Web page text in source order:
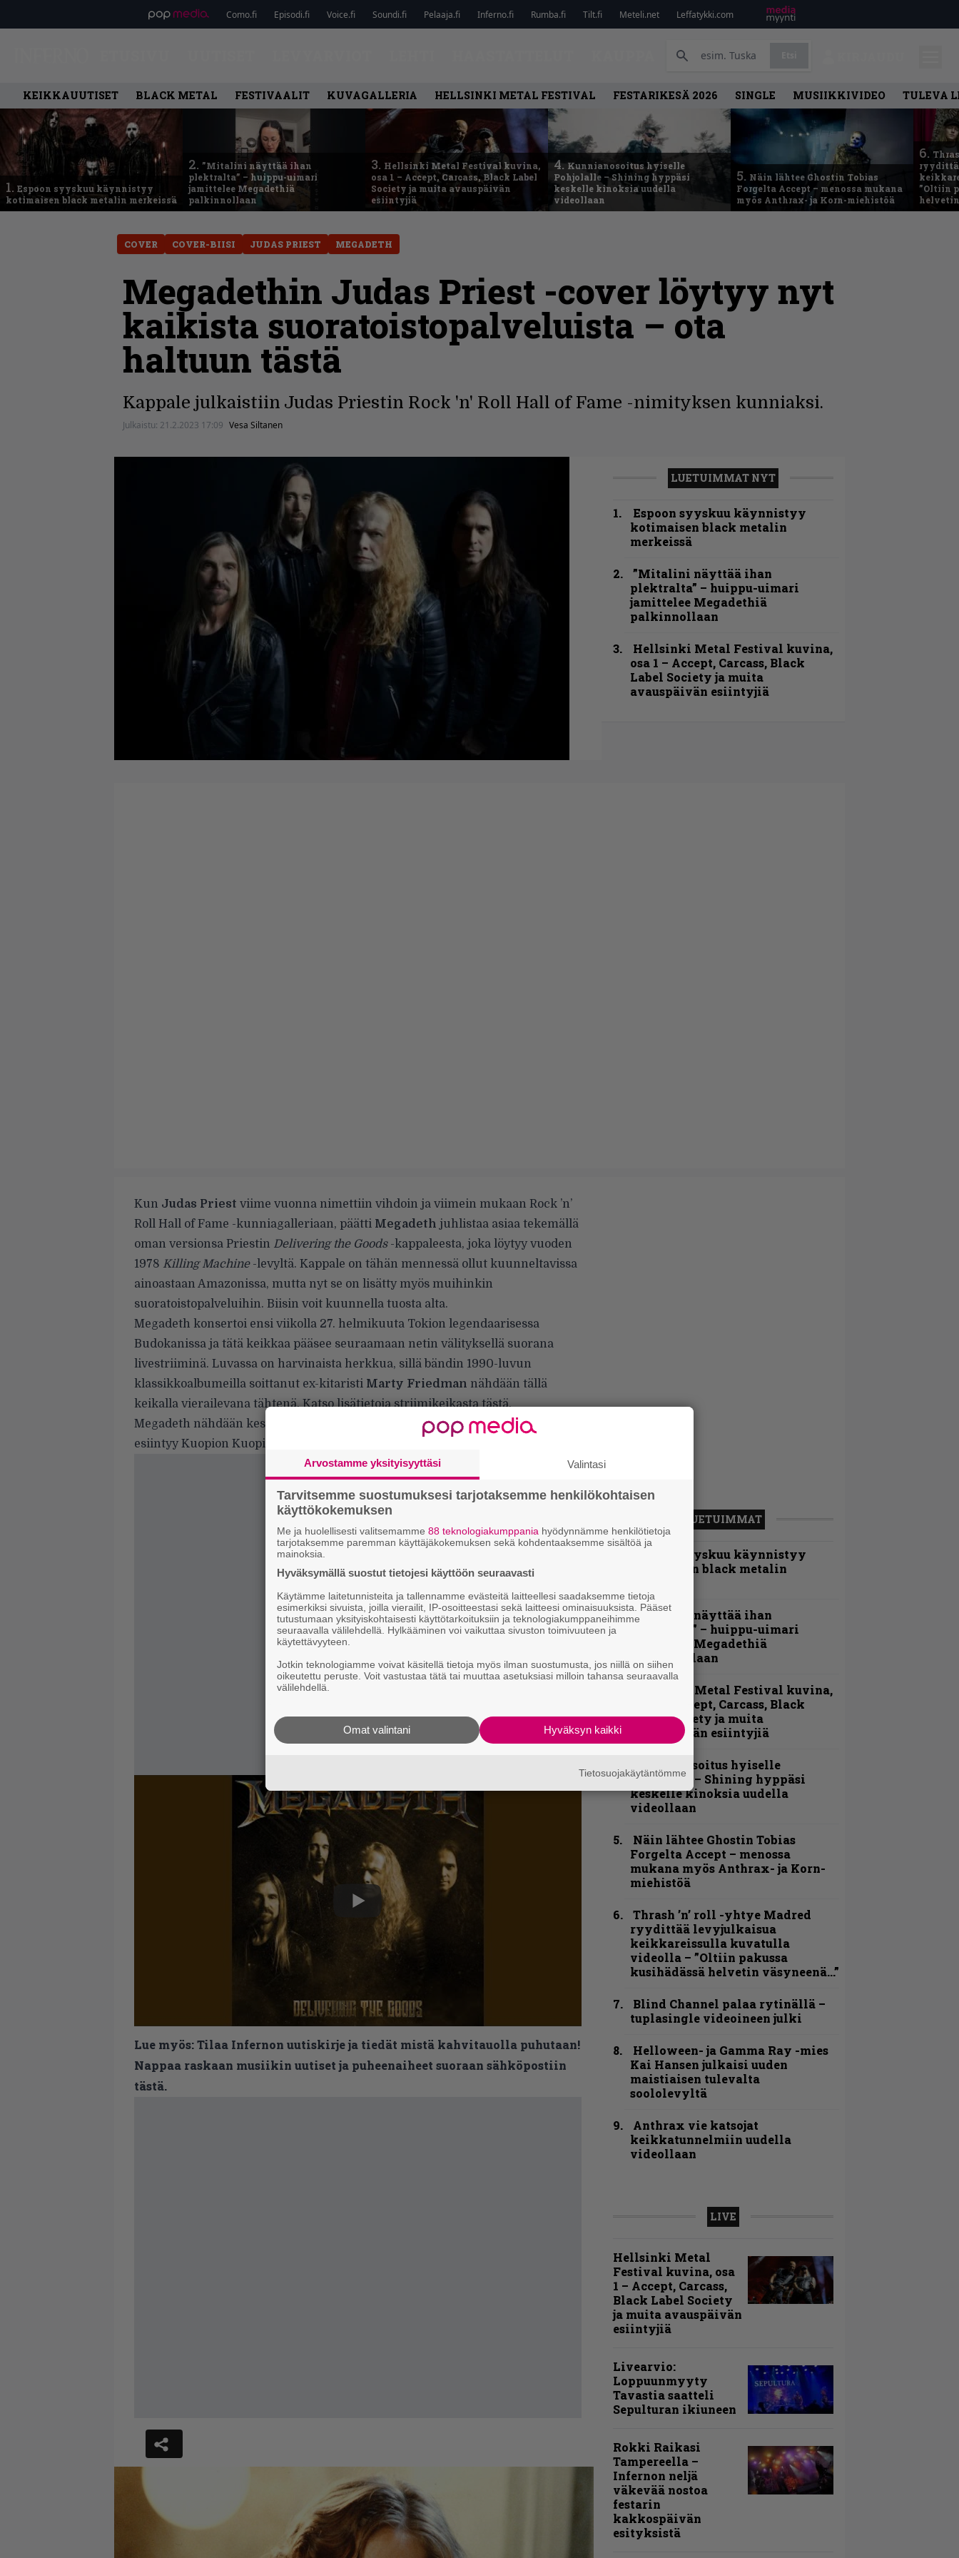
Como.fi Episodi.fi Voice.fi Soundi.fi Pelaaja.fi Inferno.fi Rumba.fi Tilt.fi Meteli.net Leffatykki.com
KEIKKAUUTISET BLACK METAL FESTIVAALIT KUVAGALLERIA HELLSINKI METAL FESTIVAL FESTARIKESÄ 2026 SINGLE MUSIIKKIVIDEO TULEVA
1. Espoon syyskuu käynnistyy
kotimaisen black metalin merkeissä
2. ”Mitalini näyttää ihan
plektralta” – huippu-uimari
jamittelee Megadethiä
palkinnollaan
3. Hellsinki Metal Festival kuvina,
osa 1 – Accept, Carcass, Black Label
Society ja muita avauspäivän
esiintyjiä
4. Kunnianosoitus hyiselle
Pohjolalle – Shining hyppäsi
keskelle kinoksia uudella
videollaan
5. Näin lähtee Ghostin Tobias
Forgelta Accept – menossa mukana
myös Anthrax- ja Korn-miehistöä
6.
”Oltiin
COVER COVER-BIISI JUDAS PRIEST MEGADETH
Megadethin Judas Priest -cover löytyy nyt
kaikista suoratoistopalveluista – ota
haltuun tästä
Kappale julkaistiin Judas Priestin Rock 'n' Roll Hall of Fame -nimityksen kunniaksi.
Julkaistu: 21.2.2023 17:09 Vesa Siltanen
LUETUIMMAT NYT
Espoon syyskuu käynnistyy
kotimaisen black metalin
merkeissä
”Mitalini näyttää ihan
plektralta” – huippu-uimari
jamittelee Megadethiä
palkinnollaan
Hellsinki Metal Festival kuvina,
osa 1 – Accept, Carcass, Black
Label Society ja muita
avauspäivän esiintyjiä
Kun Judas Priest viime vuonna nimettiin vihdoin ja viimein mukaan Rock ’n’
Roll Hall of Fame -kunniagalleriaan, päätti Megadeth juhlistaa asiaa tekemällä
oman versionsa Priestin Delivering the Goods-kappaleesta, joka löytyy vuoden
1978 Killing Machine-levyltä. Kappale on tähän mennessä ollut kuunneltavissa
ainoastaan Amazonissa, mutta nyt se on lisätty myös muihinkin
suoratoistopalveluihin. Biisin voit kuunnella tuosta alta.
Megadeth konsertoi ensi viikolla 27. helmikuuta Tokion legendaarisessa
Budokanissa ja tätä keikkaa pääsee seuraamaan netin välityksellä suorana
livestriiminä. Luvassa on harvinaista herkkua, sillä bändin 1990-luvun
klassikkoalbumeilla soittanut ex-kitaristi Marty Friedman nähdään tällä
keikalla vierailevana tähtenä. Katso lisätietoja striimikeikastatästä.
Megadeth nähdään kesällä Suomessa kahdella festarikeikalla. Thrash-suuruus
esiintyy Kuopion Kuopiorockissa
Lue myös:Tilaa Infernon uutiskirje ja tiedät mistä kahvitauolla puhutaan!
Nappaa raskaan musiikin uutiset ja puheenaiheet suoraan sähköpostiin
tästä.
LUETUIMMAT
Espoon syyskuu käynnistyy
kotimaisen black metalin
”Mitalini näyttää ihan
plektralta” – huippu-uimari
jamittelee Megadethiä
palkinnollaan
Hellsinki Metal Festival kuvina,
osa 1 – Accept, Carcass, Black
Label Society ja muita
avauspäivän esiintyjiä
Kunnianosoitus hyiselle
Pohjolalle – Shining hyppäsi
keskelle kinoksia uudella
videollaan
Näin lähtee Ghostin Tobias
Forgelta Accept – menossa
mukana myös Anthrax- ja Korn-
miehistöä
Thrash ’n’ roll -yhtye Madred
ryydittää levyjulkaisua
keikkareissulla kuvatulla
videolla – ”Oltiin pakussa
kusihädässä helvetin väsyneenä…”
Blind Channel palaa rytinällä –
tuplasingle videoineen julki
Helloween- ja Gamma Ray -mies
Kai Hansen julkaisi uuden
maistiaisen tulevalta
soololevyltä
Anthrax vie katsojat
keikkatunnelmiin uudella
videollaan
LIVE
Hellsinki Metal
Festival kuvina, osa
1 – Accept, Carcass,
Black Label Society
ja muita avauspäivän
esiintyjiä
Livearvio:
Loppuunmyyty
Tavastia saatteli
Sepulturan ikiuneen
Rokki Raikasi
Tampereella –
Infernon neljä
väkevää nostoa
festarin
kakkospäivän
esityksistä
Arvostamme yksityisyyttäsi Valintasi
Tarvitsemme suostumuksesi tarjotaksemme henkilökohtaisen
käyttökokemuksen
Me ja huolellisesti valitsemamme 88 teknologiakumppania hyödynnämme henkilötietoja
tarjotaksemme paremman käyttäjäkokemuksen sekä kohdentaaksemme sisältöä ja
mainoksia.
Hyväksymällä suostut tietojesi käyttöön seuraavasti
Käytämme laitetunnisteita ja tallennamme evästeitä laitteellesi saadaksemme tietoja
esimerkiksi sivuista, joilla vierailit, IP-osoitteestasi sekä laitteesi ominaisuuksista. Pääset
tutustumaan yksityiskohtaisesti käyttötarkoituksiin ja teknologiakumppaneihimme
seuraavalla välilehdellä. Hylkääminen voi vaikuttaa sivuston toimivuuteen ja
käytettävyyteen.
Jotkin teknologiamme voivat käsitellä tietoja myös ilman suostumusta, jos niillä on siihen
oikeutettu peruste. Voit vastustaa tätä tai muuttaa asetuksiasi milloin tahansa seuraavalla
välilehdellä.
Hyväksyn kaikki
Omat valintani
Tietosuojakäytäntömme